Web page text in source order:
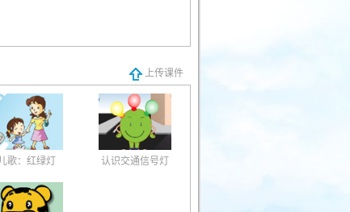
上传课件
歌：红绿灯 认识交通信号灯